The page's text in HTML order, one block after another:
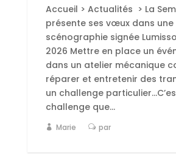
Accueil > Actualités > La
présente ses vœux dans une
scénographie signée
2026 Mettre en place un
dans un atelier mécanique
réparer et entretenir des
un challenge
challenge que...
Marie par